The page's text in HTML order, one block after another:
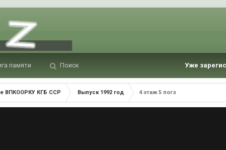
памяти Поиск Уже
ВПКООРКУ КГБ ССР Выпуск 1992 год 4 этаж 5 погз